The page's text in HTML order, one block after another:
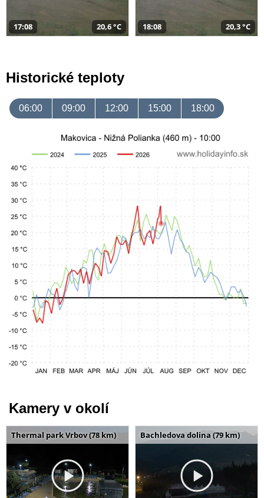
17:08 20,6 °C 18:08 20,3 °C
Historické teploty
06:00 09:00 12:00 15:00 18:00
Kamery v okolí
Thermal park Vrbov (78 km) Bachledova dolina (79 km)